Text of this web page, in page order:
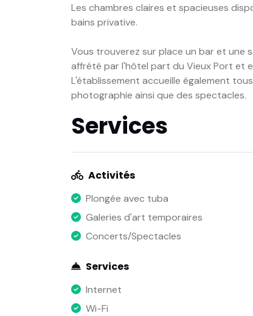
Les chambres claires et spacieuses
bains privative.
Vous trouverez sur place un bar et une
affrété par l'hôtel part du Vieux Port et
L'établissement accueille également
photographie ainsi que des spectacles.
Services
Activités
Plongée avec tuba
Galeries d'art temporaires
Concerts/Spectacles
Services
Internet
Wi-Fi